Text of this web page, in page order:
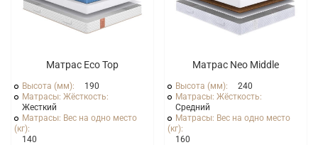
Матрас Eco Top
Высота (мм):
190
Матрасы: Жёсткость:
Жесткий
Матрасы: Вес на одно место
(кг):
140
Матрас Neo Middle
Высота (мм):
240
Матрасы: Жёсткость:
Средний
Матрасы: Вес на одно место
(кг):
160